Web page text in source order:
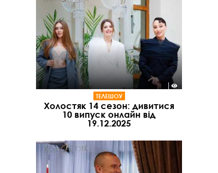
ТЕЛЕШОУ
Холостяк 14 сезон: дивитися
10 випуск онлайн від
19.12.2025